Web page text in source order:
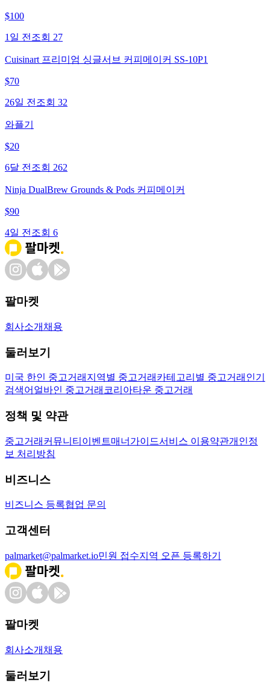
$100
1일 전 조회 27
Cuisinart 프리미엄 싱글서브 커피메이커 SS-10P1
$70
26일 전 조회 32
와플기
$20
6달 전 조회 262
Ninja DualBrew Grounds & Pods 커피메이커
$90
4일 전 조회 6
팔마켓
회사소개 채용
둘러보기
미국 한인 중고거래 지역별 중고거래 카테고리별 중고거래 인기
검색어 얼바인 중고거래 코리아타운 중고거래
정책 및 약관
중고거래 커뮤니티 이벤트매너가이드서비스 이용약관개인정
보 처리방침
비즈니스
비즈니스 등록협업 문의
고객센터
palmarket@palmarket.io민원 접수지역 오픈 등록하기
팔마켓
회사소개 채용
둘러보기